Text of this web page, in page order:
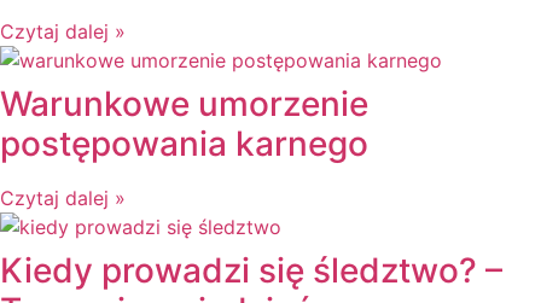
Czytaj dalej »
Warunkowe umorzenie
postępowania karnego
Czytaj dalej »
Kiedy prowadzi się śledztwo? –